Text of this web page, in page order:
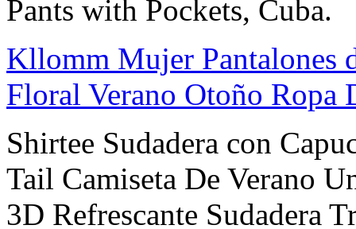
Pants with Pockets, Cuba.
Kllomm Mujer Pantalones
Floral Verano Otoño Ropa
Shirtee Sudadera con
Tail Camiseta De Verano
3D Refrescante Sudadera